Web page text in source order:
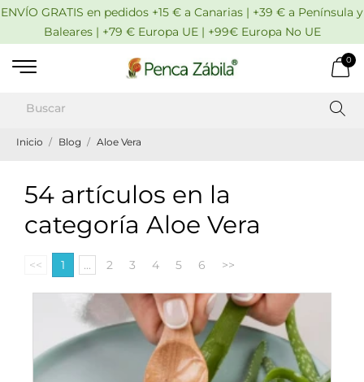
ENVÍO GRATIS en pedidos +15 € a Canarias | +39 € a Península y
Baleares | +79 € Europa UE | +99€ Europa No UE
0
Inicio Blog Aloe Vera
54 artículos en la
categoría Aloe Vera
<< 1 ... 2 3 4 5 6 >>